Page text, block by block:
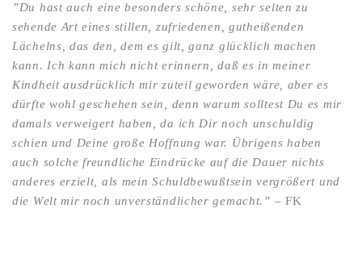
”Du hast auch eine besonders schöne, sehr selten zu
sehende Art eines stillen, zufriedenen, gutheißenden
Lächelns, das den, dem es gilt, ganz glücklich machen
kann. Ich kann mich nicht erinnern, daß es in meiner
Kindheit ausdrücklich mir zuteil geworden wäre, aber es
dürfte wohl geschehen sein, denn warum solltest Du es mir
damals verweigert haben, da ich Dir noch unschuldig
schien und Deine große Hoffnung war. Übrigens haben
auch solche freundliche Eindrücke auf die Dauer nichts
anderes erzielt, als mein Schuldbewußtsein vergrößert und
die Welt mir noch unverständlicher gemacht.” – FK